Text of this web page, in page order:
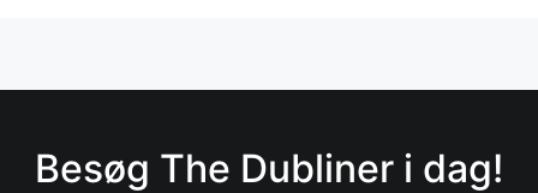
Besøg The Dubliner i dag!